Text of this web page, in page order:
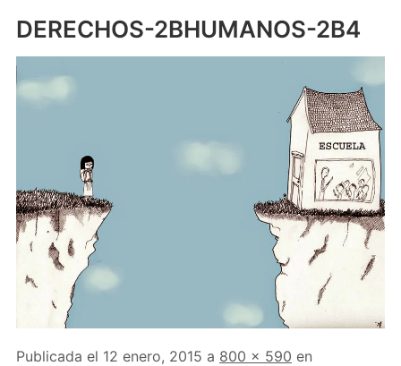
DERECHOS-2BHUMANOS-2B4
Publicada el 12 enero, 2015 a 800 × 590 en